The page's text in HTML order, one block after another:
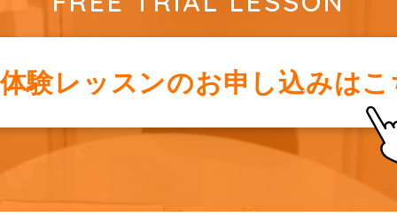
験レッスンのお申し込みは